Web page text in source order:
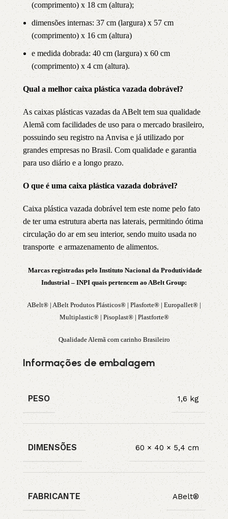
(comprimento) x 18 cm (altura);
dimensões internas: 37 cm (largura) x 57 cm
(comprimento) x 16 cm (altura)
e medida dobrada: 40 cm (largura) x 60 cm
(comprimento) x 4 cm (altura).
Qual a melhor caixa plástica vazada dobrável?
As caixas plásticas vazadas da ABelt tem sua qualidade
Alemã com facilidades de uso para o mercado brasileiro,
possuindo seu registro na Anvisa e já utilizado por
grandes empresas no Brasil. Com qualidade e garantia
para uso diário e a longo prazo.
O que é uma caixa plástica vazada dobrável?
Caixa plástica vazada dobrável tem este nome pelo fato
de ter uma estrutura aberta nas laterais, permitindo ótima
circulação do ar em seu interior, sendo muito usada no
transporte e armazenamento de alimentos.
Marcas registradas pelo Instituto Nacional da Produtividade
Industrial – INPI quais pertencem ao ABelt Group:
ABelt® | ABelt Produtos Plásticos® | Plasforte® | Europallet® |
Multiplastic® | Pisoplast® | Plastforte®
Qualidade Alemã com carinho Brasileiro
Informações de embalagem
PESO 1,6 kg
DIMENSÕES 60 × 40 × 5,4 cm
FABRICANTE ABelt®